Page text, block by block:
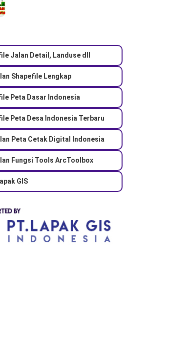
Jalan Detail, Landuse dll
Shapefile Lengkap
Peta Dasar Indonesia
Peta Desa Indonesia Terbaru
Peta Cetak Digital Indonesia
Fungsi Tools ArcToolbox
GIS